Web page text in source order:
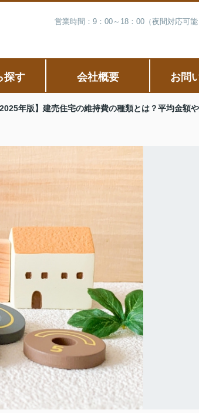
営業時間：9：00～18：00（夜間対応可
探す 会社概要 お問
2025年版】建売住宅の維持費の種類とは？平均金額